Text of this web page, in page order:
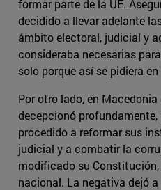
formar parte de la UE.
decidido a llevar adelante
ámbito electoral, judicial y
consideraba necesarias
solo porque así se pidiera en
Por otro lado, en
decepcionó profundamente,
procedido a reformar sus
judicial y a combatir la
modificado su
nacional. La negativa dejó